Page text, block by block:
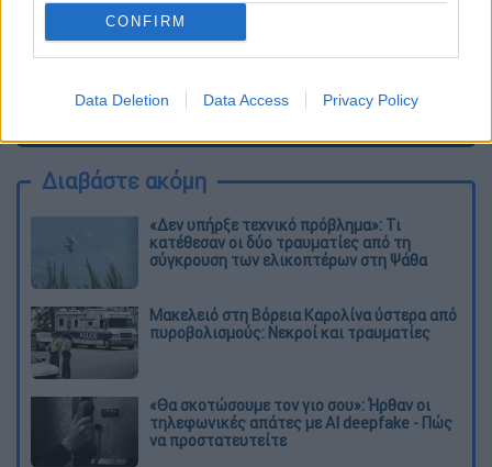
CONFIRM
Data Deletion Data Access Privacy Policy
καταχώρηση
Διαβάστε ακόμη
«Δεν υπήρξε τεχνικό πρόβλημα»: Τι
κατέθεσαν οι δύο τραυματίες από τη
σύγκρουση των ελικοπτέρων στη Ψάθα
Μακελειό στη Βόρεια Καρολίνα ύστερα από
πυροβολισμούς: Νεκροί και τραυματίες
«Θα σκοτώσουμε τον γιο σου»: Ήρθαν οι
τηλεφωνικές απάτες με AI deepfake - Πώς
να προστατευτείτε